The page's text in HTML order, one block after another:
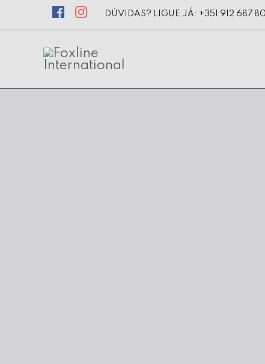
DÚVIDAS? LIGUE JÁ: +351 912 687